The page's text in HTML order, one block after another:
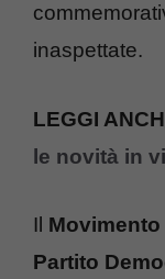
inaspettate.
LEGGI
le novità in
Il Movimento
Partito